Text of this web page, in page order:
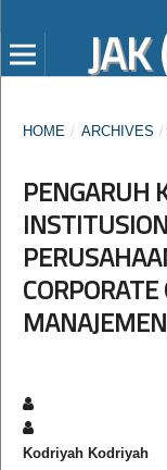
HOME / ARCHIVES /
PENGARUH
Kodriyah Kodriyah